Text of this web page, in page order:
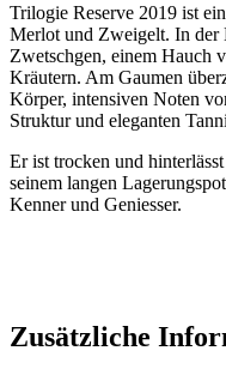
Trilogie Reserve 2019 ist
Merlot und Zweigelt. In der
Zwetschgen, einem Hauch
Kräutern. Am Gaumen
Körper, intensiven Noten
Struktur und eleganten
Er ist trocken und
seinem langen
Kenner und Geniesser.
Zusätzliche